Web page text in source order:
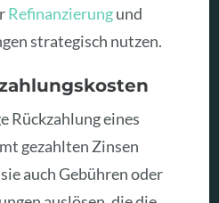
Refinanzierungund
strategisch nutzen.
Rückzahlung eines
gezahlten Zinsen
auch Gebühren oder